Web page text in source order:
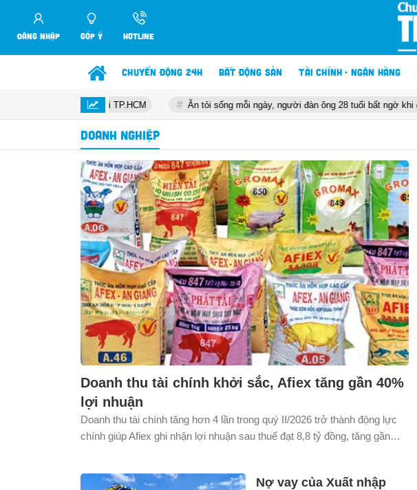
ĐĂNG NHẬP GÓP Ý HOTLINE
CHUYỂN ĐỘNG 24H BẤT ĐỘNG SẢN TÀI CHÍNH - NGÂN HÀNG
Ăn tỏi sống mỗi ngày, người đàn ông 28 tuổi bất ngờ khi đi khám
DOANH NGHIỆP
Doanh thu tài chính khởi sắc, Afiex tăng gần 40%
lợi nhuận
Doanh thu tài chính tăng hơn 4 lần trong quý II/2026 trở thành động lực
chính giúp Afiex ghi nhận lợi nhuận sau thuế đạt 8,8 tỷ đồng, tăng gần
Nợ vay của Xuất nhập